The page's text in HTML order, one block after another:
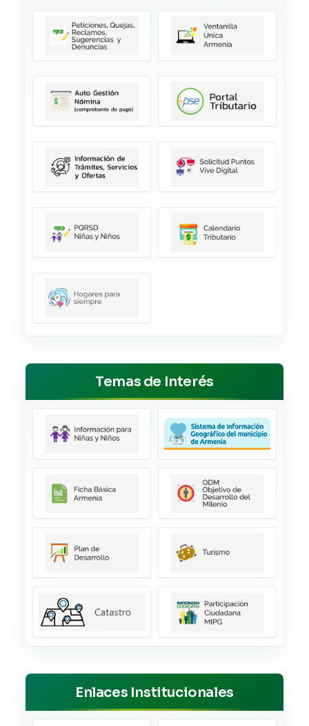
Temas de Interés
Enlaces Institucionales